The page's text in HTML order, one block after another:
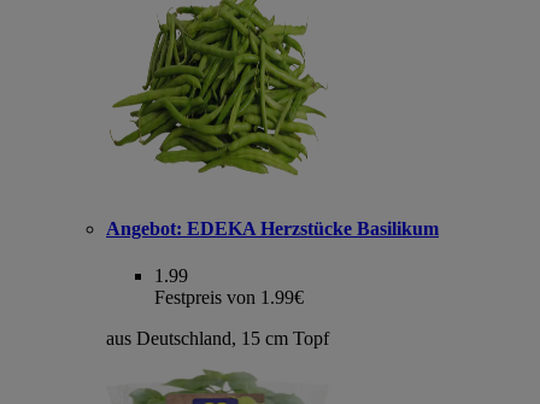
Angebot: EDEKA Herzstücke Basilikum
1.99
Festpreis von 1.99€
aus Deutschland, 15 cm Topf